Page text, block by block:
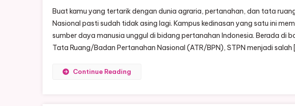
Buat kamu yang tertarik dengan dunia agraria, pertanahan, dan tata
Nasional pasti sudah tidak asing lagi. Kampus kedinasan yang satu ini
sumber daya manusia unggul di bidang pertanahan Indonesia. Berada di
Tata Ruang/Badan Pertanahan Nasional (ATR/BPN), STPN menjadi
Continue Reading